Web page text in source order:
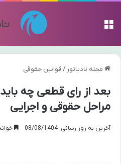
مجله نادیاتور / قوانین حقوقی
بعد از رای قطعی چه
مراحل حقوقی و اجرایی
آخرین به روز رسانی: 08/08/1404 خواندن